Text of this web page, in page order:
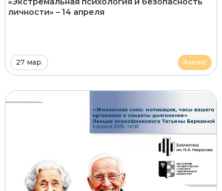
личности» – 14 апреля
27 мар. Анонс